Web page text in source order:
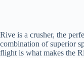
Rive is a crusher, the
combination of superior
flight is what makes the